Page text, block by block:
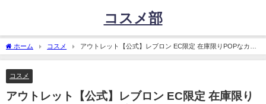
コスメ部
ホーム コスメ
アウトレット【公式】レブロン EC限定 在庫限りPOPなカラ
フルネイル注目
コスメ
アウトレット【公式】レブロン EC限定 在庫限り